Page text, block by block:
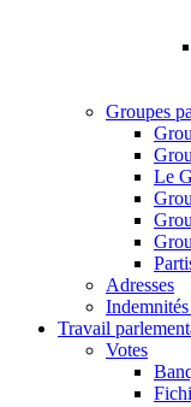
Groupes
Le
Adresses
Travail
Votes